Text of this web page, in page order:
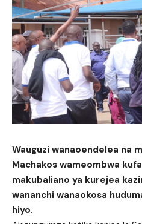
Wauguzi wanaoendelea na
Machakos wameombwa
makubaliano ya kurejea
wananchi wanaokosa
hiyo.